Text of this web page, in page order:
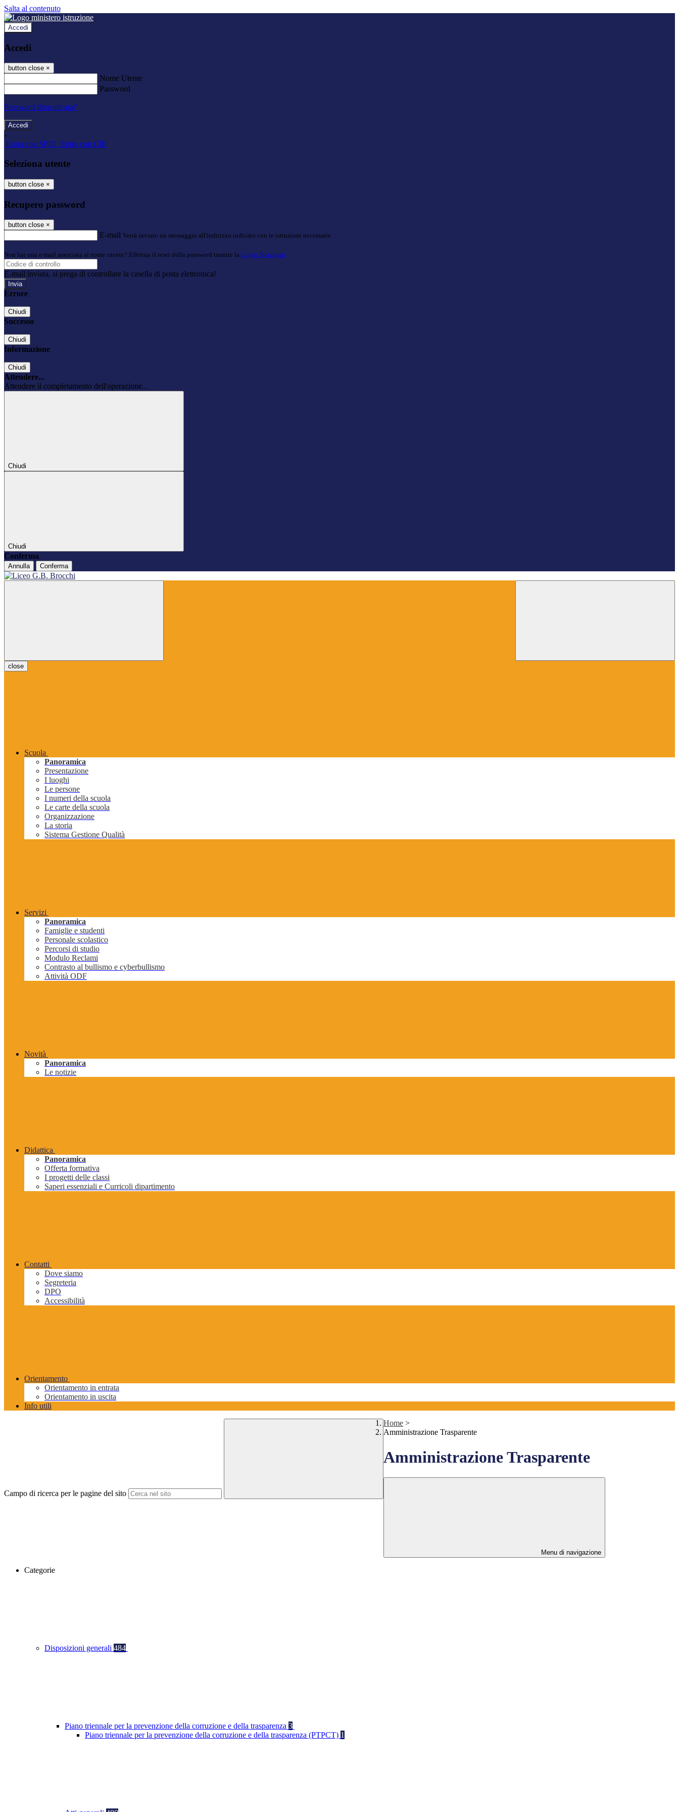
Salta al contenuto
Accedi
Accedi
button close ×
Nome Utente
Password
Password dimenticata?
-
Entra con SPID Entra con CIE
Seleziona utente
button close ×
Recupero password
button close ×
E-mail Verrà inviato un messaggio all'indirizzo indicato con le istruzioni necessarie.
Non hai una e-mail associata al nome utente? Effettua il reset della password tramite la Login Spaggiari
E-mail inviata, si prega di controllare la casella di posta elettronica!
Errore
Chiudi
Successo
Chiudi
Informazione
Chiudi
Attendere...
Attendere il completamento dell'operazione...
Chiudi
Chiudi
Conferma
Annulla Conferma
close
Scuola
Panoramica
Presentazione
I luoghi
Le persone
I numeri della scuola
Le carte della scuola
Organizzazione
La storia
Sistema Gestione Qualità
Servizi
Panoramica
Famiglie e studenti
Personale scolastico
Percorsi di studio
Modulo Reclami
Contrasto al bullismo e cyberbullismo
Attività ODF
Novità
Panoramica
Le notizie
Didattica
Panoramica
Offerta formativa
I progetti delle classi
Saperi essenziali e Curricoli dipartimento
Contatti
Dove siamo
Segreteria
DPO
Accessibilità
Orientamento
Orientamento in entrata
Orientamento in uscita
Info utili
Campo di ricerca per le pagine del sito
Home >
Amministrazione Trasparente
Amministrazione Trasparente
Menu di navigazione
Categorie
Disposizioni generali 484
Piano triennale per la prevenzione della corruzione e della trasparenza 3
Piano triennale per la prevenzione della corruzione e della trasparenza (PTPCT) 1